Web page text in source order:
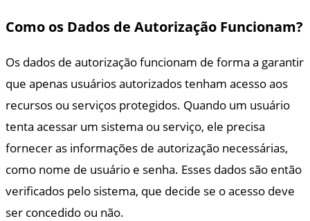
Como os Dados de Autorização Funcionam?
Os dados de autorização funcionam de forma a garantir
que apenas usuários autorizados tenham acesso aos
recursos ou serviços protegidos. Quando um usuário
tenta acessar um sistema ou serviço, ele precisa
fornecer as informações de autorização necessárias,
como nome de usuário e senha. Esses dados são então
verificados pelo sistema, que decide se o acesso deve
ser concedido ou não.